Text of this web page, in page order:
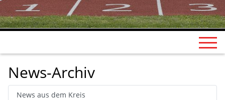
News-Archiv
News aus dem Kreis